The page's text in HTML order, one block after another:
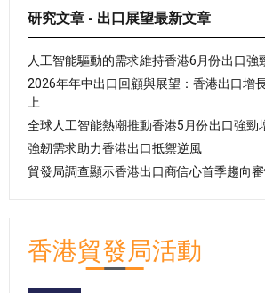
研究文章 - 出口展望最新文章
人工智能驅動的需求維持香港6月份出口強
2026年年中出口回顧與展望：香港出口增
上
全球人工智能熱潮推動香港5月份出口強勁
強韌需求助力香港出口抵禦逆風
貿發局調查顯示香港出口商信心首季趨向
香港貿發局活動